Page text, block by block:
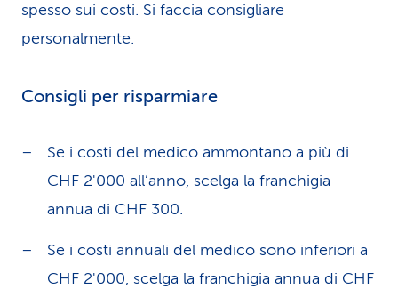
spesso sui costi. Si faccia consigliare
personalmente.
Consigli per risparmiare
Se i costi del medico ammontano a più di
CHF 2'000 all’anno, scelga la franchigia
annua di CHF 300.
Se i costi annuali del medico sono inferiori a
CHF 2'000, scelga la franchigia annua di CHF